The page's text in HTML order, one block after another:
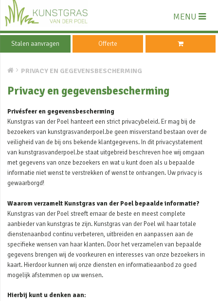
MENU
Stalen aanvragen Offerte
PRIVACY EN GEGEVENSBESCHERMING
Privacy en gegevensbescherming
Privésfeer en gegevensbescherming
Kunstgras van der Poel hanteert een strict privacybeleid. Er mag bij de
bezoekers van kunstgrasvanderpoel.be geen misverstand bestaan over de
veiligheid van de bij ons bekende klantgegevens. In dit privacystatement
van kunstgrasvanderpoel.be staat uitgebreid beschreven hoe wij omgaan
met gegevens van onze bezoekers en wat u kunt doen als u bepaalde
informatie niet wenst te verstrekken of wenst te ontvangen. Uw privacy is
gewaarborgd!
Waarom verzamelt Kunstgras van der Poel bepaalde informatie?
Kunstgras van der Poel streeft ernaar de beste en meest complete
aanbieder van kunstgras te zijn. Kunstgras van der Poel wil haar totale
dienstenaanbod continu verbeteren, uitbreiden en aanpassen aan de
specifieke wensen van haar klanten. Door het verzamelen van bepaalde
gegevens brengen wij de voorkeuren en interesses van onze bezoekers in
kaart. Hierdoor kunnen wij onze diensten en informatieaanbod zo goed
mogelijk afstemmen op uw wensen.
Hierbij kunt u denken aan: